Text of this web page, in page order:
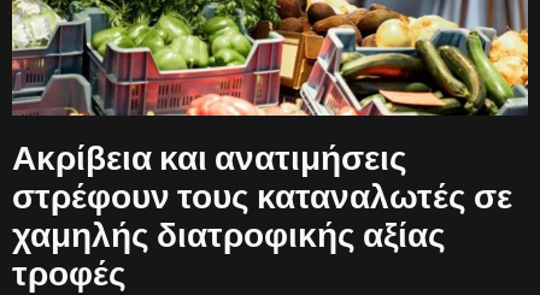
Ακρίβεια και ανατιμήσεις
στρέφουν τους καταναλωτές σε
χαμηλής διατροφικής αξίας
τροφές